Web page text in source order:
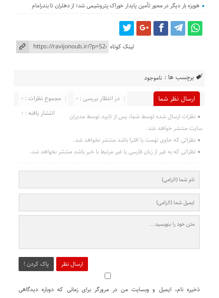
هویزه بار دیگر در محور تأمین پایدار خوراک پتروشیمی شد؛ از دهلران تا بندرامام
لینک کوتاه
برچسب ها : ناموجود
ارسال نظر شما مجموع نظرات : 0
در انتظار بررسی : 0
انتشار یافته : 0
نظرات ارسال شده توسط شما، پس از تایید توسط مدیران
سایت منتشر خواهد شد.
نظراتی که حاوی تهمت یا افترا باشد منتشر نخواهد شد.
نظراتی که به غیر از زبان فارسی یا غیر مرتبط با خبر باشد منتشر نخواهد شد.
ارسال نظر پاک کردن !
ذخیره نام، ایمیل و وبسایت من در مرورگر برای زمانی که دوباره دیدگاهی